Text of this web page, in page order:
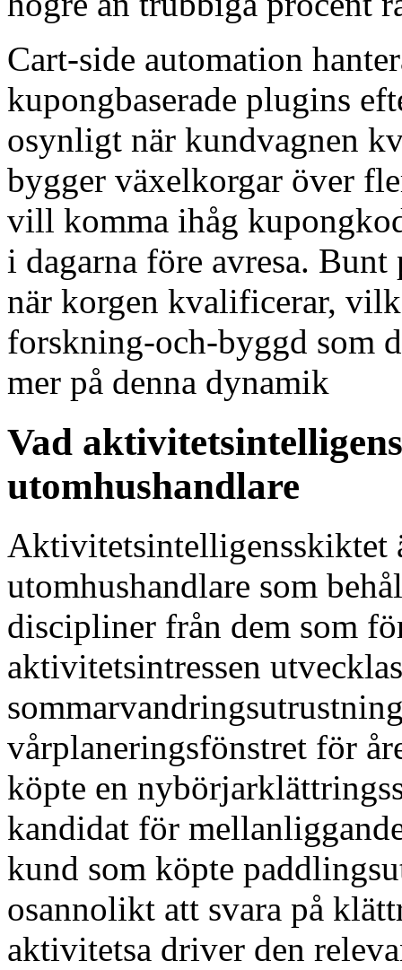
Cart-side automation
kupongbaserade plugins
osynligt när kundvagnen
bygger växelkorgar över
vill komma ihåg
i dagarna före avresa.
när korgen kvalificerar,
forskning-och-byggd som
mer på denna dynamik
Vad
utomhushandlare
Aktivitetsintelligensskiktet
utomhushandlare som
discipliner från dem som
aktivitetsintressen
vårplaneringsfönstret för
köpte en
kandidat för
kund som köpte
osannolikt att svara på
aktivitetsa driver den